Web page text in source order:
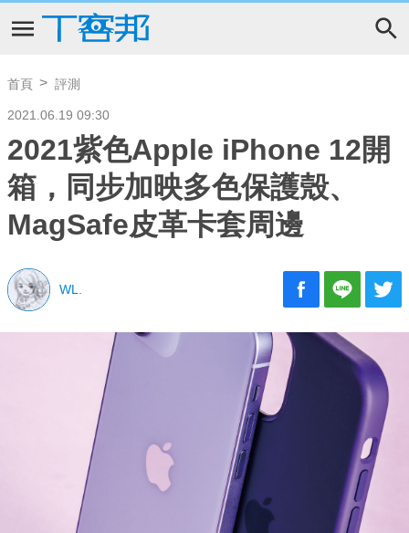
首頁 評測
2021.06.19 09:30
2021紫色Apple iPhone 12開
箱，同步加映多色保護殼、
MagSafe皮革卡套周邊
WL.